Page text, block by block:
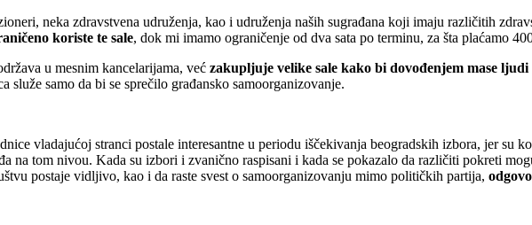
neka zdravstvena udruženja, kao i udruženja naših sugrađana koji imaju različitih
koriste te sale, dok mi imamo ograničenje od dva sata po terminu, za šta plaćamo
u mesnim kancelarijama, već zakupljuje velike sale kako bi dovođenjem mase
služe samo da bi se sprečilo građansko samoorganizovanje.
vladajućoj stranci postale interesantne u periodu iščekivanja beogradskih izbora, jer su
na tom nivou. Kada su izbori i zvanično raspisani i kada se pokazalo da različiti pokreti
postaje vidljivo, kao i da raste svest o samoorganizovanju mimo političkih partija,